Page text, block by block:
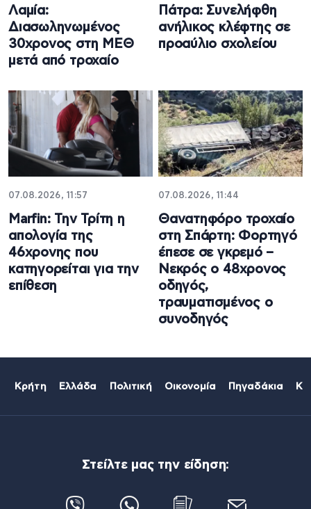
Λαμία:
Διασωληνωμένος
30χρονος στη ΜΕΘ
μετά από τροχαίο
Πάτρα: Συνελήφθη
ανήλικος κλέφτης σε
προαύλιο σχολείου
07.08.2026, 11:57
Marfin: Την Τρίτη η
απολογία της
46χρονης που
κατηγορείται για την
επίθεση
07.08.2026, 11:44
Θανατηφόρο τροχαίο
στη Σπάρτη: Φορτηγό
έπεσε σε γκρεμό –
Νεκρός ο 48χρονος
οδηγός,
τραυματισμένος ο
συνοδηγός
Κρήτη Ελλάδα Πολιτική Οικονομία Πηγαδάκια
Στείλτε μας την είδηση: